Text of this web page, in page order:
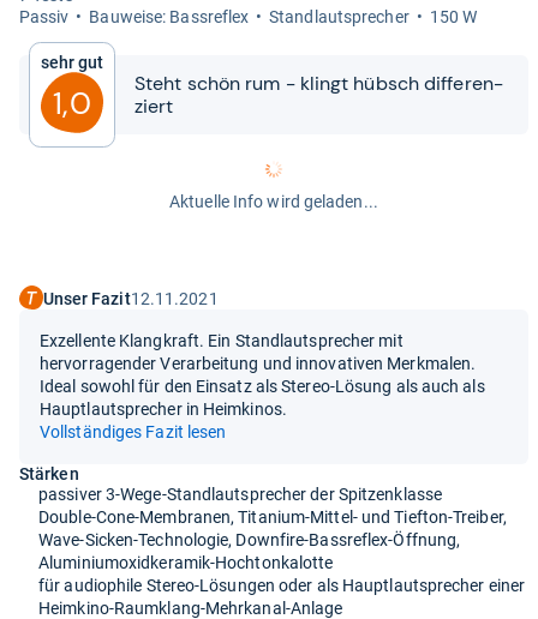
Pas­siv
Bau­weise: Bass­re­flex Stand­laut­spre­cher 150 W
Sehr gut
1,0
Steht schön rum -​​ klingt hübsch dif­fe­ren­
ziert
Aktuelle Info wird geladen...
Unser Fazit12.11.2021
Exzellente Klangkraft. Ein Standlautsprecher mit
hervorragender Verarbeitung und innovativen Merkmalen.
Ideal sowohl für den Einsatz als Stereo-Lösung als auch als
Hauptlautsprecher in Heimkinos.
Vollständiges Fazit lesen
Stärken
passiver 3-Wege-Standlautsprecher der Spitzenklasse
Double-Cone-Membranen, Titanium-Mittel- und Tiefton-Treiber,
Wave-Sicken-Technologie, Downfire-Bassreflex-Öffnung,
Aluminiumoxidkeramik-Hochtonkalotte
für audiophile Stereo-Lösungen oder als Hauptlautsprecher einer
Heimkino-Raumklang-Mehrkanal-Anlage